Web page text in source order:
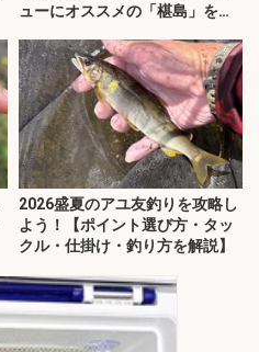
ューにオススメの「椹島」を紹
2026盛夏のアユ友釣りを攻略し
よう！【ポイント選び方・タッ
クル・仕掛け・釣り方を解説】